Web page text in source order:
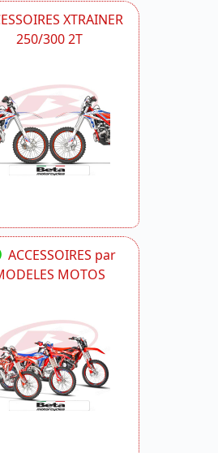
XTRAINER
250/300 2T
ACCESSOIRES par
MOTOS